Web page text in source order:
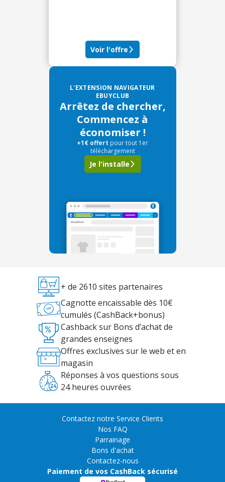
Voir l'offre
L'EXTENSION NAVIGATEUR
EBUYCLUB
Arrêtez de chercher,
Commencez à
économiser !
+1€ offert pour tout 1er
téléchargement
Je l'installe
+ de 2610 sites partenaires
Cagnotte encaissable dès 10€
cumulés (CashBack+bonus)
Cashback sur Bons d’achat de
grandes enseignes
Offres exclusives sur le web et en
magasin
Réponses à vos questions sous
24 heures ouvrées
Contactez notre Service Clients
Nos FAQ
Parrainage
Bons d'achat
Contactez-nous
Paiement de vos CashBack sécurisé